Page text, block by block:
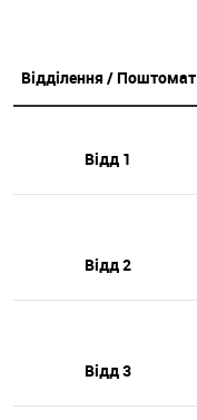
Відділення / Поштомат
Відд 1
Відд 2
Відд 3